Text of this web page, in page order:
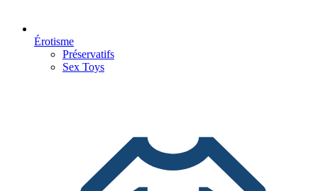
Érotisme
Préservatifs
Sex Toys